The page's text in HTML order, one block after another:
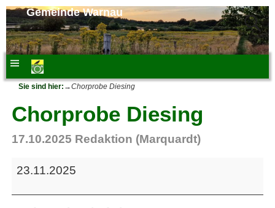
Gemeinde Warnau
Sie sind hier: →Chorprobe Diesing
Chorprobe Diesing
17.10.2025 Redaktion (Marquardt)
23.11.2025